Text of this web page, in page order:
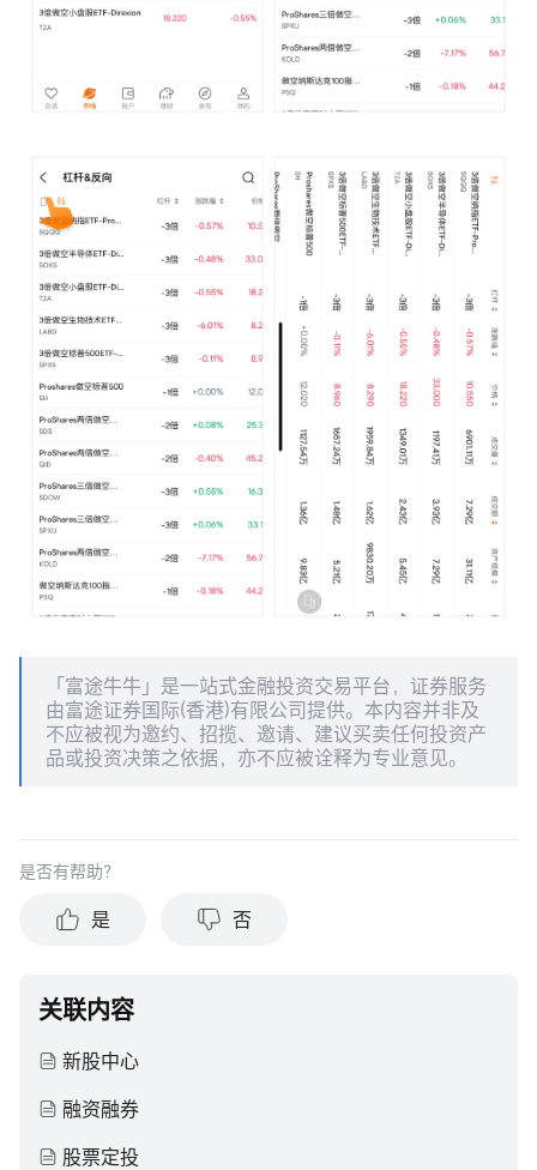
「富途牛牛」是一站式金融投资交易平台，证券服务
由富途证券国际(香港)有限公司提供。本内容并非及
不应被视为邀约、招揽、邀请、建议买卖任何投资产
品或投资决策之依据，亦不应被诠释为专业意见。
是否有帮助？
是 否
关联内容
新股中心
融资融券
股票定投